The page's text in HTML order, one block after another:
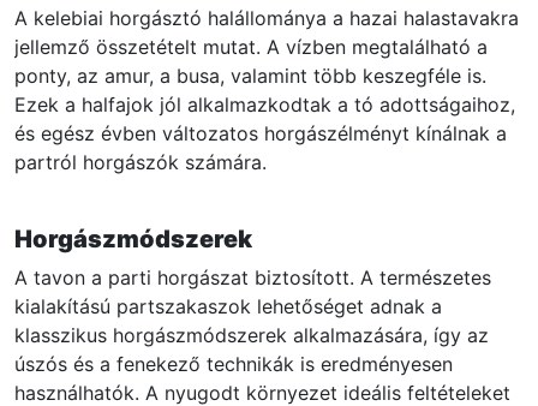
A kelebiai horgásztó halállománya a hazai halastavakra
jellemző összetételt mutat. A vízben megtalálható a
ponty, az amur, a busa, valamint több keszegféle is.
Ezek a halfajok jól alkalmazkodtak a tó adottságaihoz,
és egész évben változatos horgászélményt kínálnak a
partról horgászók számára.
Horgászmódszerek
A tavon a parti horgászat biztosított. A természetes
kialakítású partszakaszok lehetőséget adnak a
klasszikus horgászmódszerek alkalmazására, így az
úszós és a fenekező technikák is eredményesen
használhatók. A nyugodt környezet ideális feltételeket